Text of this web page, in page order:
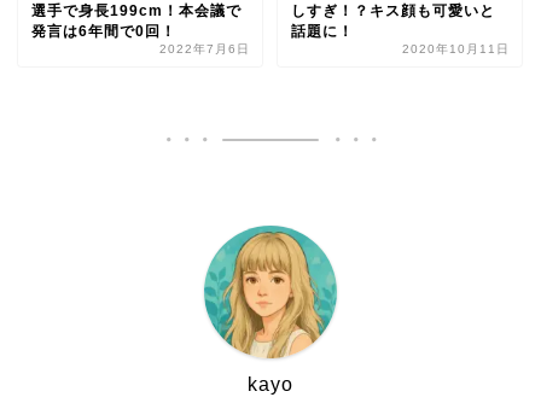
選手で身長199cm！本会議で
発言は6年間で0回！
2022年7月6日
しすぎ！？キス顔も可愛いと
話題に！
2020年10月11日
kayo